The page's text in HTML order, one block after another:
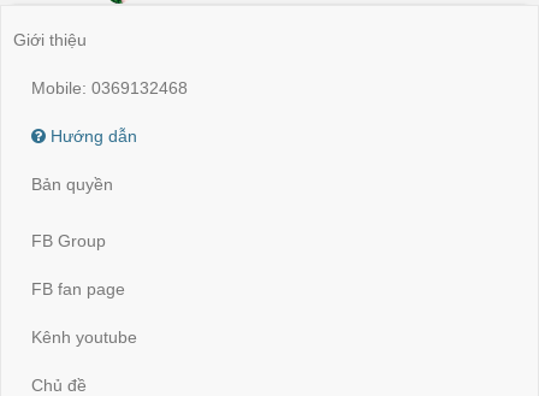
Giới thiệu
Mobile: 0369132468
Hướng dẫn
Bản quyền
FB Group
FB fan page
Kênh youtube
Chủ đề